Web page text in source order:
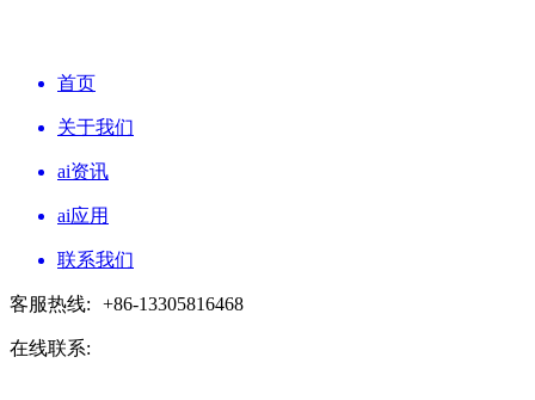
首页
关于我们
ai资讯
ai应用
联系我们
客服热线: +86-13305816468
在线联系: